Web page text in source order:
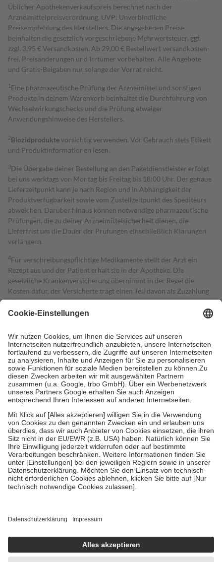
Üblicher Apothekenverkaufspreis berechnet nach der
Arzneimittelpreisverordnung. UVP: Unverbindliche
Preisempfehlung des Herstellers. Die angegebenen Preise
beinhalten die gesetzlich vorgeschriebene Mehrwertsteuer, ggf.
zzgl. 3,95 € Versandkosten. Ab 29,00 € Bestell­wert versand­kosten­
frei. Preisänderungen und Irrtümer vorbehalten. Alle Angebote
und Gratis-Beigaben nur solange der Vorrat reicht.
1 Eine pharmazeutische Prüfung der Arzneimittel und sonstigen
Produkte in deinem Warenkorb beinhaltet die Durchführung von
Wechselwirkungschecks und die Prüfung etwaiger
Anwendungshinweise des Herstellers.
2Biozidproduktevorsichtig verwenden. Vor Gebrauch stets Etikett
und Produktinformationen lesen.
3Die Übergabe deiner Bestellung an den Paketdienstleister erfolgt
bei uns werktags von Montag bis Freitag bis 18:00 Uhr. Der genaue
Lieferzeitpunkt kann je nach Region und in Abhängigkeit der
Produktverfügbarkeit sowie vom Zustellzeitpunkt des Spediteurs
abweichen. Darüber hinaus können notwendige pharmazeutische
Prüfungen, die zu deiner Arzneimittelsicherheit dienen, die
Lieferfrist um die Dauer der Prüfungen einschließlich Klärungen
verlängern.
4Für verschreibungspflichtige Medikamente stellt der Arzt ein
Rezept aus und der Patient erhält sie in der Apotheke. Die
gesetzliche Krankenversicherung übernimmt in der Regel die
Kosten dafür, der Versicherte trägt einen Teil davon als Zuzahlung
mit.
Grundsätzlich leisten Mitglieder Zuzahlungen in Höhe von zehn
höchstens zehn Euro.
Es sind jedoch nie mehr als die tatsächlichen
Kosten der Leistung zu entrichten.
Diese Regeln gelten grundsätzlich auch für Online-Apotheken.
Bei Heilmitteln und häuslicher Krankenpflege beträgt die
Zuzahlung zehn Prozent der Kosten sowie zehn Euro je
Verordnung.
Um das Engagement der Versicherten für ihre eigene Gesundheit zu
stärken und die besondere Stellung der Familie zu unterstützen,
fallenkeine Zuzahlungenan bei:
• Kindern und Jugendlichen bis zum vollendeten 18. Lebensjahr
mit Ausnahme der Fahrkosten
• Untersuchungen zur Vorsorge und Früherkennung, die von der
GKV getragen werden
• empfohlenen Schutzimpfungen
• Harn- und Blutteststreifen
getroffen, um sicherzustellen, dass es sich um echte Bewertungen
https://help.etrusted.com/hc/de/articles/4419944605341
Einige Bilder und Inhalte wurden unter Zuhilfenahme künstlicher